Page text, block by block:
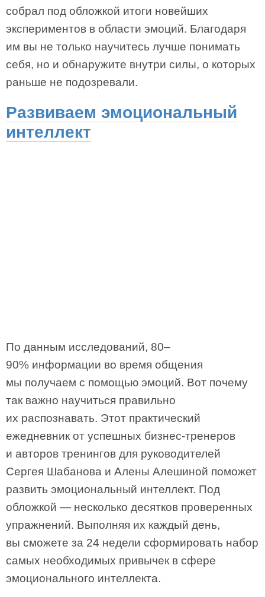
собрал под обложкой итоги новейших
экспериментов в области эмоций. Благодаря
им вы не только научитесь лучше понимать
себя, но и обнаружите внутри силы, о которых
раньше не подозревали.
Развиваем эмоциональный
интеллект
По данным исследований, 80–
90% информации во время общения
мы получаем с помощью эмоций. Вот почему
так важно научиться правильно
их распознавать. Этот практический
ежедневник от успешных бизнес-тренеров
и авторов тренингов для руководителей
Сергея Шабанова и Алены Алешиной поможет
развить эмоциональный интеллект. Под
обложкой — несколько десятков проверенных
упражнений. Выполняя их каждый день,
вы сможете за 24 недели сформировать набор
самых необходимых привычек в сфере
эмоционального интеллекта.